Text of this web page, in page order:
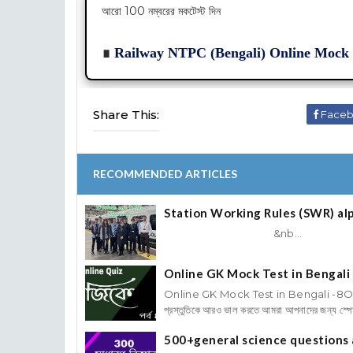
আরো 100 নম্বরের মকটেস্ট দিন
∎ Railway NTPC (Bengali) Online Mock
Share This:
RECOMMENDED ARTICLES
Station Working Rules (SWR)
&nb...
Online GK Mock Test in Bengali
Online GK Mock Test in Bengali -
প্রস্তুতিকে আরও ভাল করতে আমরা আপনাদের জন্য
500+general science questions